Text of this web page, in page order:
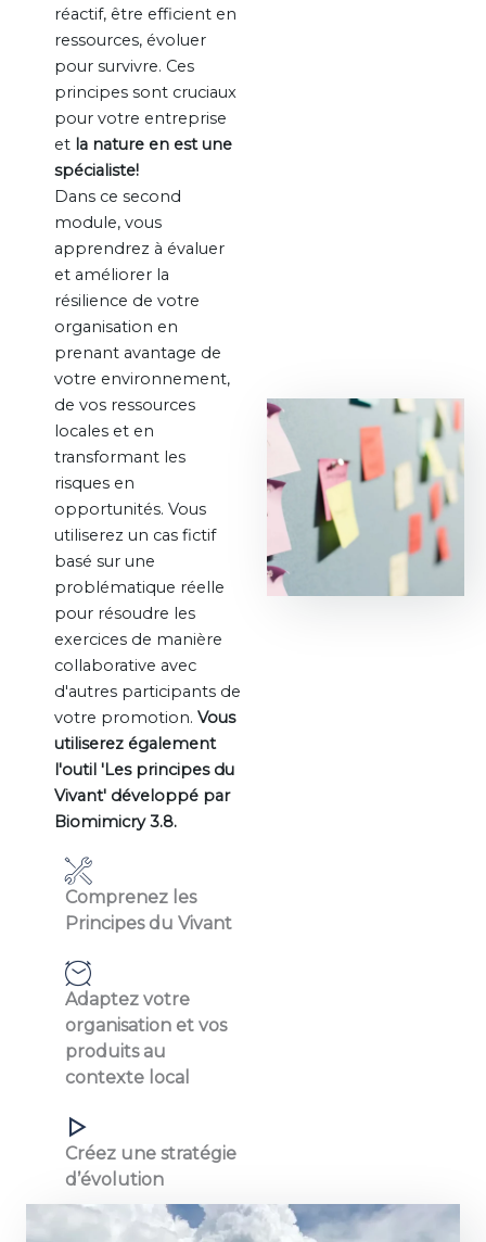
réactif, être efficient en
ressources, évoluer
pour survivre. Ces
principes sont cruciaux
pour votre entreprise
et la nature en est une
spécialiste!
Dans ce second
module, vous
apprendrez à évaluer
et améliorer la
résilience de votre
organisation en
prenant avantage de
votre environnement,
de vos ressources
locales et en
transformant les
risques en
opportunités. Vous
utiliserez un cas fictif
basé sur une
problématique réelle
pour résoudre les
exercices de manière
collaborative avec
d'autres participants de
votre promotion. Vous
utiliserez également
l'outil 'Les principes du
Vivant' développé par
Biomimicry 3.8.
Comprenez les
Principes du Vivant
Adaptez votre
organisation et vos
produits au
contexte local
Créez une stratégie
d’évolution